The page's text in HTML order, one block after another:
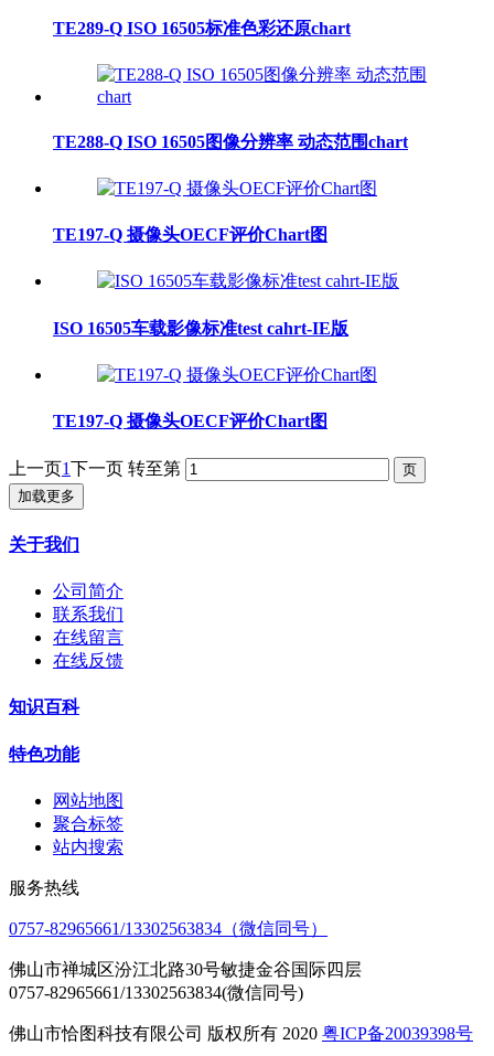
TE289-Q ISO 16505标准色彩还原chart
TE288-Q ISO 16505图像分辨率 动态范围chart
TE197-Q 摄像头OECF评价Chart图
ISO 16505车载影像标准test cahrt-IE版
TE197-Q 摄像头OECF评价Chart图
上一页 1 下一页 转至第
加载更多
关于我们
公司简介
联系我们
在线留言
在线反馈
知识百科
特色功能
网站地图
聚合标签
站内搜索
服务热线
0757-82965661/13302563834（微信同号）
佛山市禅城区汾江北路30号敏捷金谷国际四层
0757-82965661/13302563834(微信同号)
佛山市恰图科技有限公司 版权所有 2020 粤ICP备20039398号